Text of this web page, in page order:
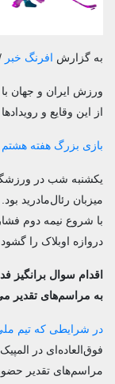
به گزارش افرنگ خبر
ورزش ایران و جهان
از این وقایع و
بازی بزرگ هفته هشتم
یکشنبه شب در ورزشگاه
میزبان رئال‌مادرید
دروازه اوبلاک را گشود.
اقدام سوال‌ برانگیز
به مراسم‌های تقدیر
در شرایطی که تیم ملی
فوق‌العاده‌ای در
مراسم‌های تقدیر